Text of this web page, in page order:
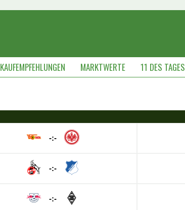
KAUFEMPFEHLUNGEN MARKTWERTE 11 DES TAGES
-:-
-:-
-:-